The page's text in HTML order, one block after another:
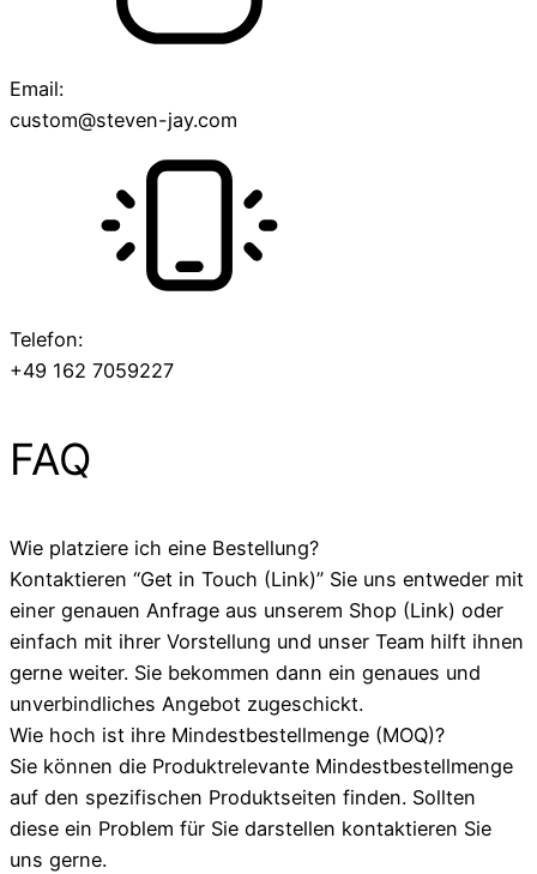
Email:
custom@steven-jay.com
Telefon:
+49 162 7059227
FAQ
Wie platziere ich eine Bestellung?
Kontaktieren “Get in Touch (Link)” Sie uns entweder mit
einer genauen Anfrage aus unserem Shop (Link) oder
einfach mit ihrer Vorstellung und unser Team hilft ihnen
gerne weiter. Sie bekommen dann ein genaues und
unverbindliches Angebot zugeschickt.
Wie hoch ist ihre Mindestbestellmenge (MOQ)?
Sie können die Produktrelevante Mindestbestellmenge
auf den spezifischen Produktseiten finden. Sollten
diese ein Problem für Sie darstellen kontaktieren Sie
uns gerne.